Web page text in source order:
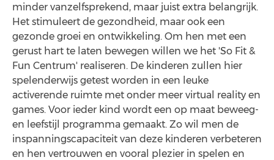
minder vanzelfsprekend, maar juist extra belangrijk.
Het stimuleert de gezondheid, maar ook een
gezonde groei en ontwikkeling. Om hen met een
gerust hart te laten bewegen willen we het 'So Fit &
Fun Centrum' realiseren. De kinderen zullen hier
spelenderwijs getest worden in een leuke
activerende ruimte met onder meer virtual reality en
games. Voor ieder kind wordt een op maat beweeg-
en leefstijl programma gemaakt. Zo wil men de
inspanningscapaciteit van deze kinderen verbeteren
en hen vertrouwen en vooral plezier in spelen en